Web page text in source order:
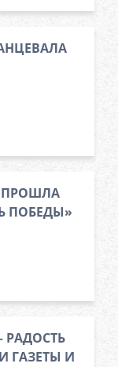
ПРОШЛА
ПОБЕДЫ»
РАДОСТЬ
ГАЗЕТЫ И